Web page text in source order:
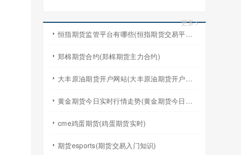
更多>
恒指期货监管平台有哪些(恒指期货交易平台哪家好)
郑棉期货合约(郑棉期货主力合约)
大丰原油期货开户网站(大丰原油期货开户网站查询)
黄金期货今日实时行情走势(黄金期货今日实时行情走势图)
cme鸡蛋期货(鸡蛋期货实时)
期货esports(期货交易入门知识)